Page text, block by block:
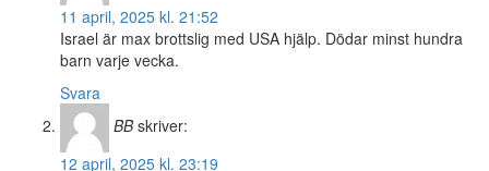
11 april, 2025 kl. 21:52
Israel är max brottslig med USA hjälp. Dödar minst hundra
barn varje vecka.
Svara
BB skriver:
12 april, 2025 kl. 23:19